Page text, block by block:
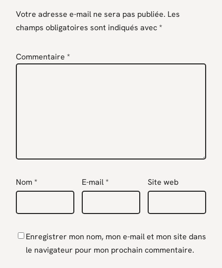
Votre adresse e-mail ne sera pas publiée. Les
champs obligatoires sont indiqués avec*
Commentaire *
Nom* E-mail* Site web
Enregistrer mon nom, mon e-mail et mon site dans
le navigateur pour mon prochain commentaire.